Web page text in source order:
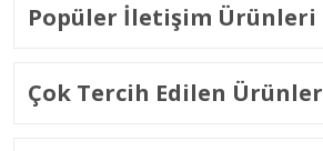
Popüler İletişim Ürünleri
Çok Tercih Edilen Ürünler